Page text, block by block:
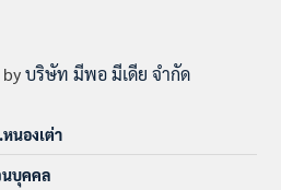
บริษัท มีพอ มีเดีย จำกัด
นองเต่า
นบุคคล